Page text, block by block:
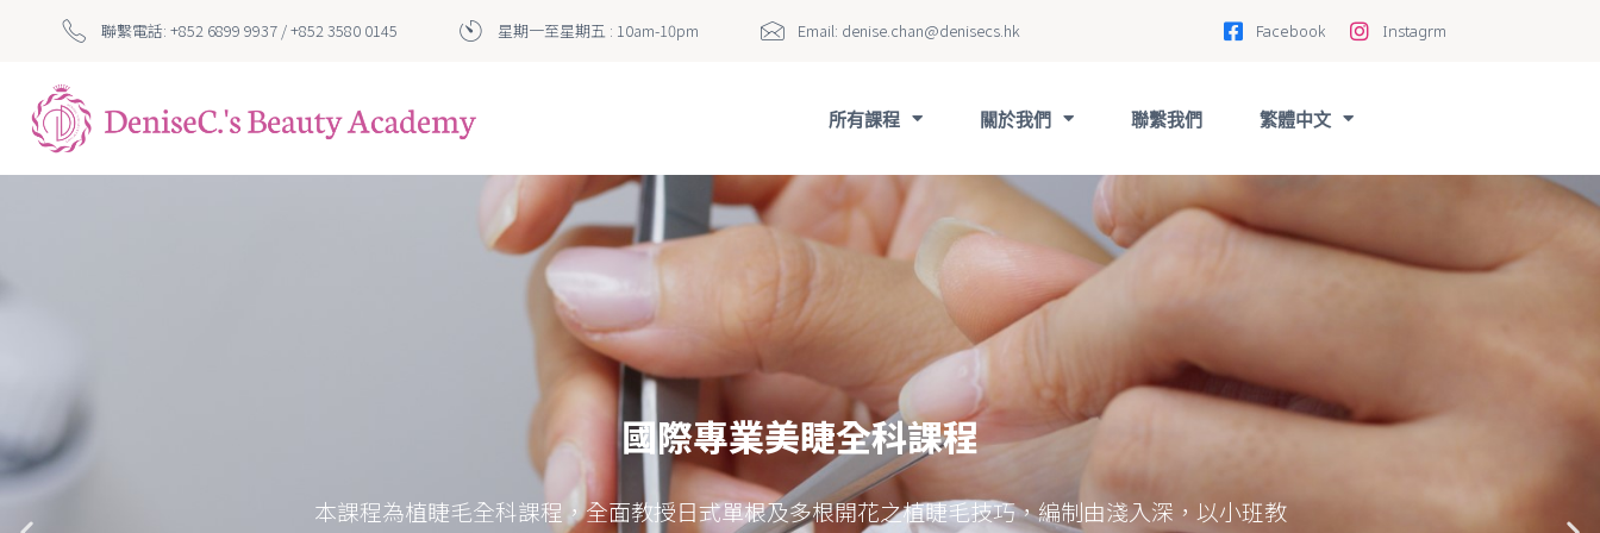
聯繫電話: +852 6899 9937 / +852 3580 0145 星期一至星期五 : 10am-10pm Email: denise.chan@denisecs.hk Facebook Instagrm
所有課程 關於我們 聯繫我們 繁體中文
國際專業美容師證書課程
本課程旨在為有志投身美容行業的學員能有基礎知識及技巧